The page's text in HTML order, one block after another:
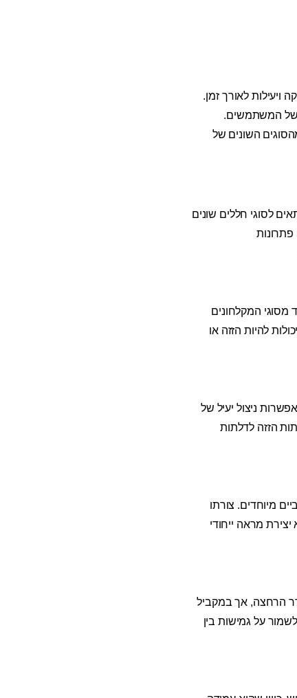
לאורך זמן.
של המשתמשים.
השונים של
לסוגי חללים שונים
מסוגי המקלחונים
להיות הזזה או
ניצול יעיל של
הזזה לדלתות
מיוחדים. צורתו
מראה ייחודי
הרחצה, אך במקביל
על גמישות בין